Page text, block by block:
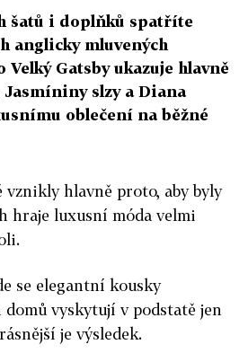
šatů i doplňků spatříte
anglicky mluvených
Gatsby ukazuje hlavně
Jasmíniny slzy a Diana
oblečení na běžné
vznikly hlavně proto, aby byly
hraje luxusní móda velmi
se elegantní kousky
vyskytují v podstatě jen
je výsledek.